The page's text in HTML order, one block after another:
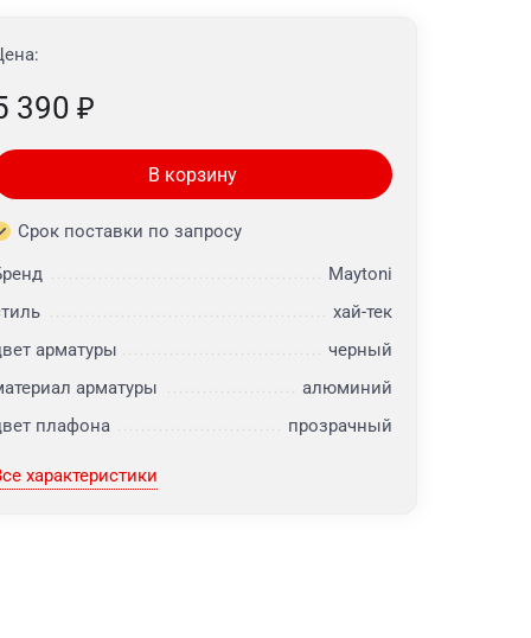
390 ₽
В корзину
Срок поставки по запросу
Maytoni
хай-тек
арматуры
черный
арматуры
алюминий
плафона
прозрачный
характеристики